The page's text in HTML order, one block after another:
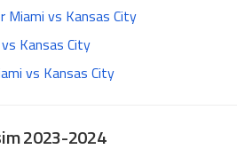
Miami vs Kansas City
Kansas City
vs Kansas City
2023-2024